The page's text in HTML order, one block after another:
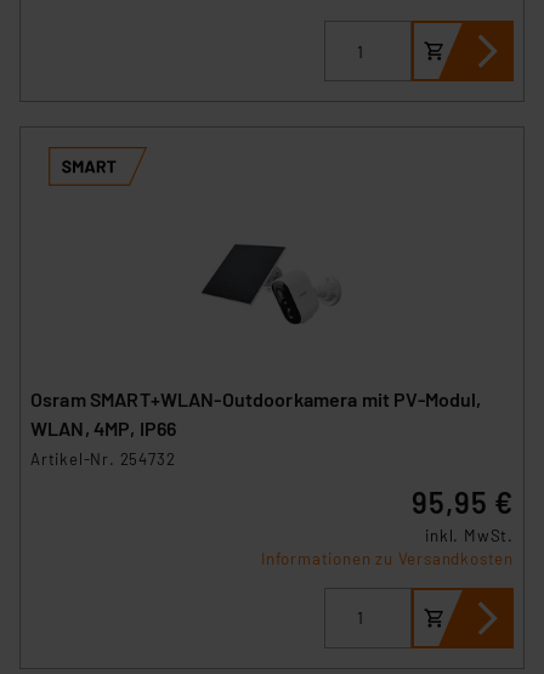
Osram SMART+WLAN-Outdoorkamera mit PV-Modul,
WLAN, 4MP, IP66
Artikel-Nr. 254732
95,95 €
inkl. MwSt.
Informationen zu Versandkosten